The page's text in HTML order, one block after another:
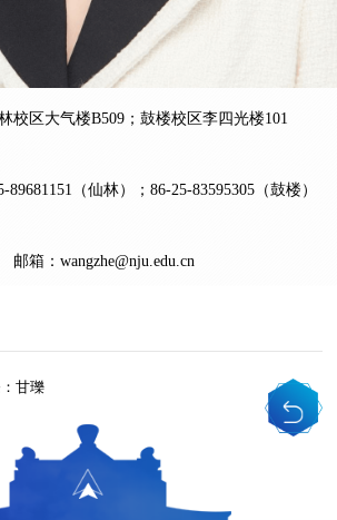
校区大气楼B509； 鼓楼校区李四光楼101
89681151 （仙林） ；86-25-83595305 （鼓楼）
邮箱： wangzhe@nju.edu.cn
甘瓅